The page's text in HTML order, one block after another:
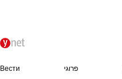
פרוגי Вести